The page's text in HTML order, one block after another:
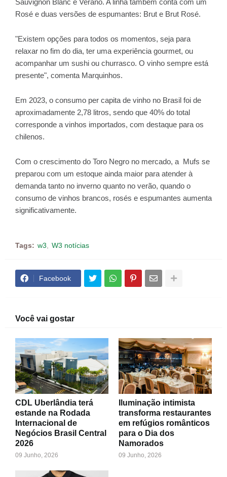
Sauvignon Blanc e Verano. A linha também conta com um
Rosé e duas versões de espumantes: Brut e Brut Rosé.
"Existem opções para todos os momentos, seja para
relaxar no fim do dia, ter uma experiência gourmet, ou
acompanhar um sushi ou churrasco. O vinho sempre está
presente", comenta Marquinhos.
Em 2023, o consumo per capita de vinho no Brasil foi de
aproximadamente 2,78 litros, sendo que 40% do total
corresponde a vinhos importados, com destaque para os
chilenos.
Com o crescimento do Toro Negro no mercado, a Mufs se
preparou com um estoque ainda maior para atender à
demanda tanto no inverno quanto no verão, quando o
consumo de vinhos brancos, rosés e espumantes aumenta
significativamente.
Tags: w3 W3 notícias
Facebook
Você vai gostar
CDL Uberlândia terá
estande na Rodada
Internacional de
Negócios Brasil Central
2026
09 Junho, 2026
Iluminação intimista
transforma restaurantes
em refúgios românticos
para o Dia dos
Namorados
09 Junho, 2026